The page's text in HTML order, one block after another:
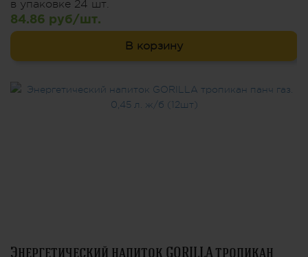
в упаковке 24 шт.
84.86 руб/шт.
В корзину
Энергетический напиток GORILLA тропикан